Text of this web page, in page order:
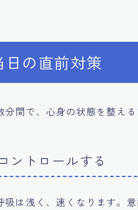
日の直前対策
分間で、心身の状態を整え
ントロールする
吸は浅く、速くなります。